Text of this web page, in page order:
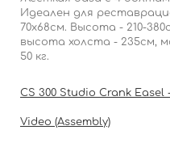
Идеален для
70х68см. Высота - 210-
высота холста - 235см,
50 кг.
CS 300 Studio Crank Easel
Video (Assembly)